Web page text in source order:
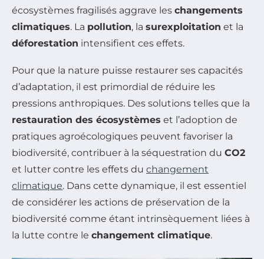
écosystèmes fragilisés aggrave les changements
climatiques. La pollution, la surexploitation et la
déforestation intensifient ces effets.
Pour que la nature puisse restaurer ses capacités
d’adaptation, il est primordial de réduire les
pressions anthropiques. Des solutions telles que la
restauration des écosystèmes et l’adoption de
pratiques agroécologiques peuvent favoriser la
biodiversité, contribuer à la séquestration du CO2
et lutter contre les effets du changement
climatique. Dans cette dynamique, il est essentiel
de considérer les actions de préservation de la
biodiversité comme étant intrinsèquement liées à
la lutte contre le changement climatique.